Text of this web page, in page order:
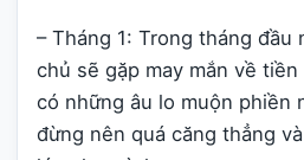
– Tháng 1: Trong tháng đầu
chủ sẽ gặp may mắn về
có những âu lo muộn phiền
đừng nên quá căng thẳng